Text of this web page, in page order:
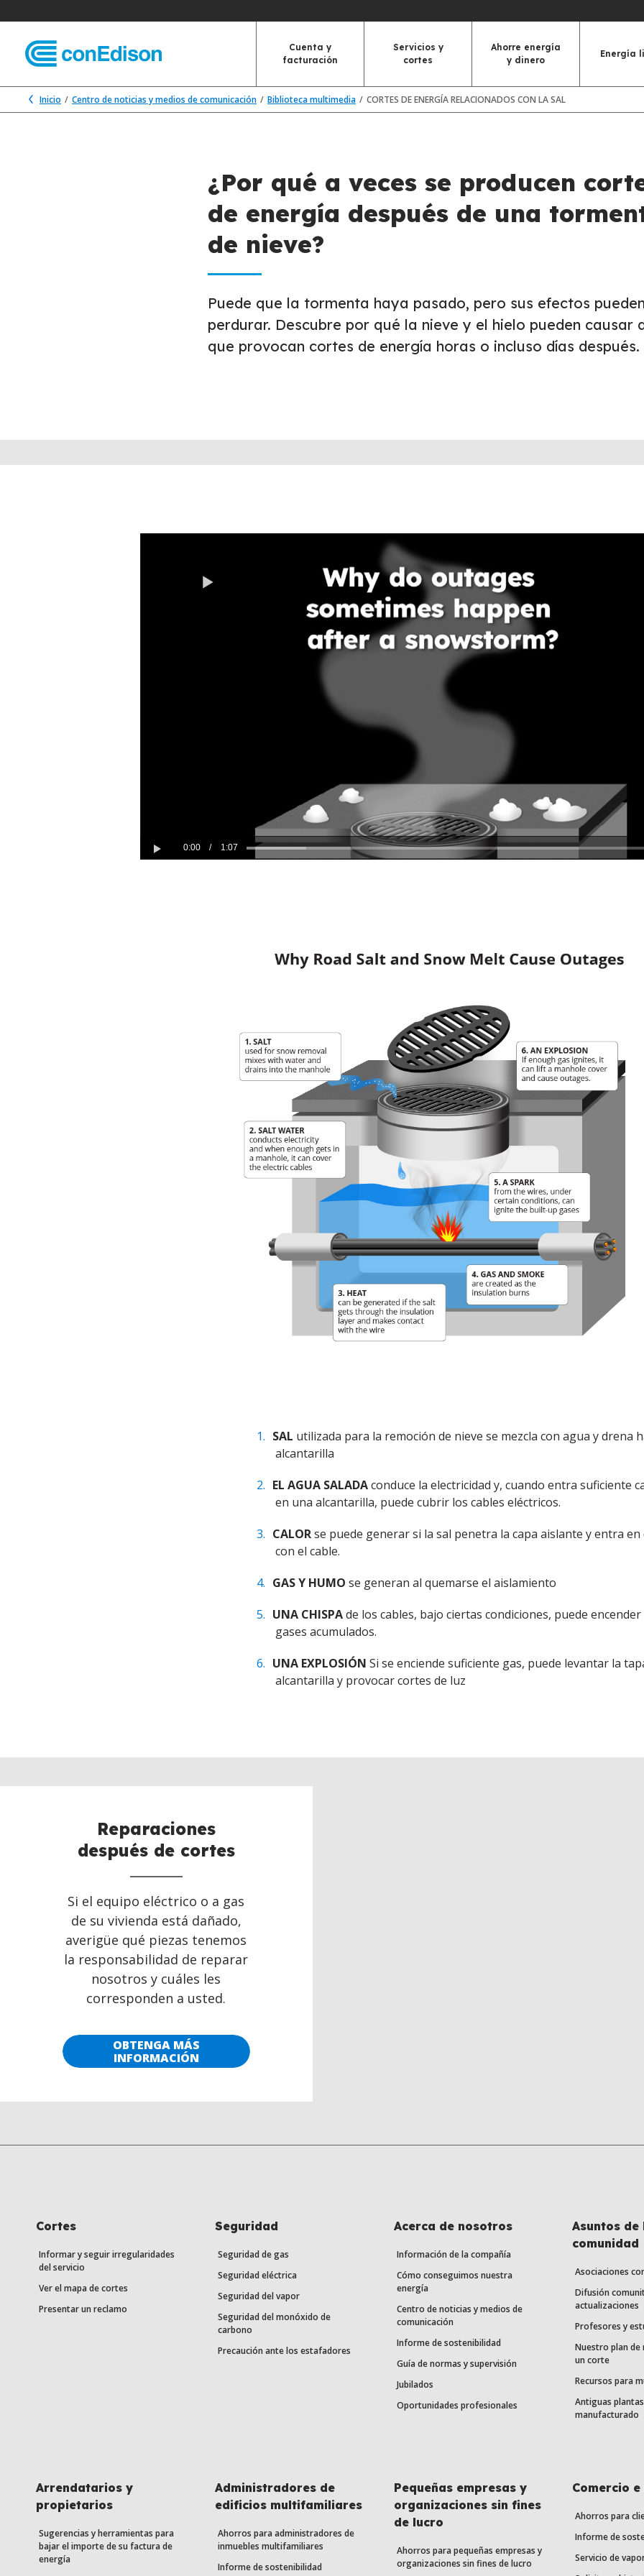
Cuenta y
facturación
Servicios y
cortes
Ahorre energía
y dinero
Energía
Inicio Centro de noticias y medios de comunicación Biblioteca multimedia CORTES DE ENERGÍA RELACIONADOS CON LA SAL
¿Por qué a veces se producen
de energía después de una
de nieve?
Puede que la tormenta haya pasado, pero sus efectos pueden
perdurar. Descubre por qué la nieve y el hielo pueden causar
que provocan cortes de energía horas o incluso días después.
Play
0:00 /
1:07
SAL utilizada para la remoción de nieve se mezcla con agua y drena
alcantarilla
EL AGUA SALADAconduce la electricidad y, cuando entra suficiente
en una alcantarilla, puede cubrir los cables eléctricos.
CALORse puede generar si la sal penetra la capa aislante y entra
con el cable.
GAS Y HUMOse generan al quemarse el aislamiento
UNA CHISPAde los cables, bajo ciertas condiciones, puede encender
gases acumulados.
UNA EXPLOSIÓNSi se enciende suficiente gas, puede levantar la
alcantarilla y provocar cortes de luz
Reparaciones
después de cortes
Si el equipo eléctrico o a gas
de su vivienda está dañado,
averigüe qué piezas tenemos
la responsabilidad de reparar
nosotros y cuáles les
corresponden a usted.
OBTENGA MÁS
INFORMACIÓN
Cortes
Informar y seguir irregularidades
del servicio
Ver el mapa de cortes
Presentar un reclamo
Seguridad
Seguridad de gas
Seguridad eléctrica
Seguridad del vapor
Seguridad del monóxido de
carbono
Precaución ante los estafadores
Acerca de nosotros
Información de la compañía
Cómo conseguimos nuestra
energía
Centro de noticias y medios de
comunicación
Informe de sostenibilidad
Guía de normas y supervisión
Jubilados
Oportunidades profesionales
Asuntos de
comunidad
Asociaciones
Difusión
actualizaciones
Profesores y
Nuestro plan de
un corte
Recursos para
Antiguas
manufacturado
Arrendatarios y
propietarios
Sugerencias y herramientas para
bajar el importe de su factura de
energía
Administradores de
edificios multifamiliares
Ahorros para administradores de
inmuebles multifamiliares
Informe de sostenibilidad
Pequeñas empresas y
organizaciones sin fines
de lucro
Ahorros para pequeñas empresas y
organizaciones sin fines de lucro
Comercio
Ahorros para
Informe de
Servicio de